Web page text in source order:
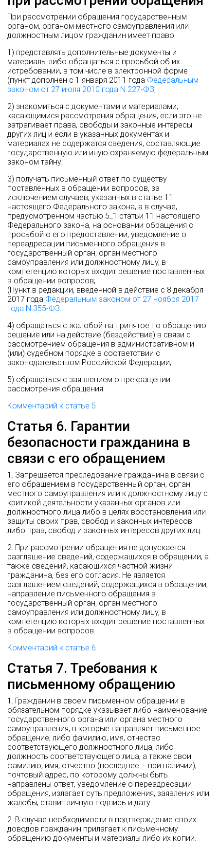
При рассмотрении обращения государственным
органом, органом местного самоуправления или
должностным лицом гражданин имеет право:
1) представлять дополнительные документы и
материалы либо обращаться с просьбой об их
истребовании, в том числе в электронной форме
(пункт дополнен с 1 января 2011 года Федеральным
законом от 27 июля 2010 года N 227-ФЗ;
2) знакомиться с документами и материалами,
касающимися рассмотрения обращения, если это не
затрагивает права, свободы и законные интересы
других лиц и если в указанных документах и
материалах не содержатся сведения, составляющие
государственную или иную охраняемую федеральным
законом тайну;
3) получать письменный ответ по существу
поставленных в обращении вопросов, за
исключением случаев, указанных в статье 11
настоящего Федерального закона, а в случае,
предусмотренном частью 5_1 статьи 11 настоящего
Федерального закона, на основании обращения с
просьбой о его предоставлении, уведомление о
переадресации письменного обращения в
государственный орган, орган местного
самоуправления или должностному лицу, в
компетенцию которых входит решение поставленных
в обращении вопросов;
(Пункт в редакции, введенной в действие с 8 декабря
2017 года Федеральным законом от 27 ноября 2017
года N 355-ФЗ.
4) обращаться с жалобой на принятое по обращению
решение или на действие (бездействие) в связи с
рассмотрением обращения в административном и
(или) судебном порядке в соответствии с
законодательством Российской Федерации;
5) обращаться с заявлением о прекращении
рассмотрения обращения.
Комментарий к статье 5
Статья 6. Гарантии
безопасности гражданина в
связи с его обращением
1. Запрещается преследование гражданина в связи с
его обращением в государственный орган, орган
местного самоуправления или к должностному лицу с
критикой деятельности указанных органов или
должностного лица либо в целях восстановления или
защиты своих прав, свобод и законных интересов
либо прав, свобод и законных интересов других лиц.
2. При рассмотрении обращения не допускается
разглашение сведений, содержащихся в обращении, а
также сведений, касающихся частной жизни
гражданина, без его согласия. Не является
разглашением сведений, содержащихся в обращении,
направление письменного обращения в
государственный орган, орган местного
самоуправления или должностному лицу, в
компетенцию которых входит решение поставленных
в обращении вопросов.
Комментарий к статье 6
Статья 7. Требования к
письменному обращению
1. Гражданин в своем письменном обращении в
обязательном порядке указывает либо наименование
государственного органа или органа местного
самоуправления, в которые направляет письменное
обращение, либо фамилию, имя, отчество
соответствующего должностного лица, либо
должность соответствующего лица, а также свои
фамилию, имя, отчество (последнее – при наличии),
почтовый адрес, по которому должны быть
направлены ответ, уведомление о переадресации
обращения, излагает суть предложения, заявления или
жалобы, ставит личную подпись и дату.
2. В случае необходимости в подтверждение своих
доводов гражданин прилагает к письменному
обращению документы и материалы либо их копии.